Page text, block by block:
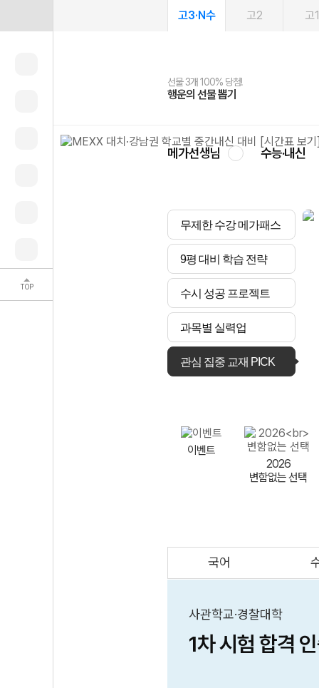
TOP
고3·N수 고2 고1
선물 3개 100% 당첨!
행운의 선물 뽑기
선물 100% 증정!
메가스터디 X 올리브
여름방학 스터디 캐시백
메가런 썸머스쿨
2027 러셀 단과
강사 공개선발
스마트러닝앱
설문 EVENT
메가패스
3일 무료 체험권
메가패스 수강생 무료혜택!
메가클럽 멤버십
사회공헌 캠페인
희망이룸 메가나눔
메가선생님 수능·내신
무제한 수강 메가패스
9평 대비 학습 전략
수시 성공 프로젝트
과목별 실력업
관심 집중 교재 PICK
이벤트
2026
변함없는 선택
국어
사관학교·경찰대학
1차 시험 합격